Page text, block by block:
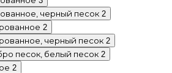
черный песок 2
2
черный песок 2
песок, белый песок 2
2